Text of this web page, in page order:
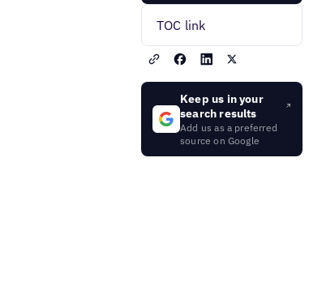
TOC link
Keep us in your
search results
Add us as a preferred
source on Google